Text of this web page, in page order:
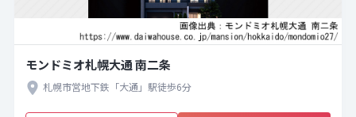
モンドミオ札幌大通 南二条
札幌市営地下鉄「大通」駅徒歩6分